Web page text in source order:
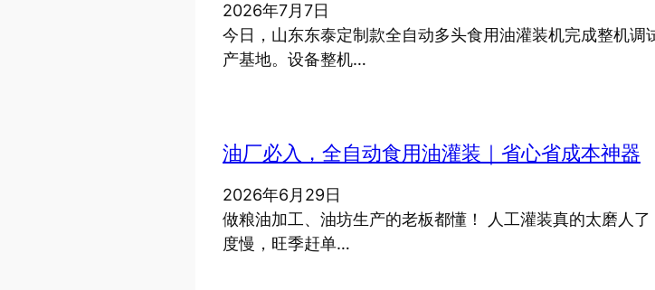
2026年7月7日
今日，山东东泰定制款全自动多头食用油灌装机完成整机
产基地。设备整机…
油厂必入，全自动食用油灌装｜省心省成本神器
2026年6月29日
做粮油加工、油坊生产的老板都懂！ 人工灌装真的太磨人
度慢，旺季赶单…